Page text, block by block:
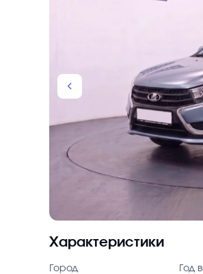
chevron_backward
Характеристики
Город Год